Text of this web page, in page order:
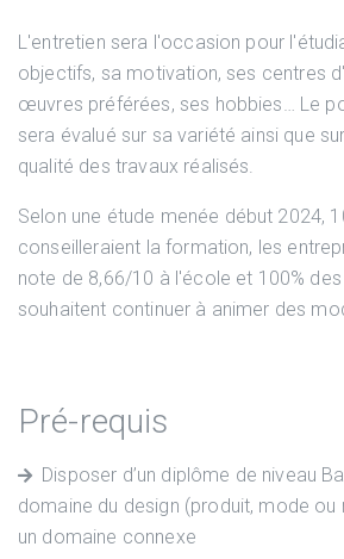
L'entretien sera l'occasion pour
objectifs, sa motivation, ses centres
œuvres préférées, ses hobbies… Le
sera évalué sur sa variété ainsi que
qualité des travaux réalisés.
Selon une étude menée début 2024,
conseilleraient la formation, les
note de 8,66/10 à l'école et 100%
souhaitent continuer à animer des
Pré-requis
Disposer d’un diplôme de niveau
domaine du design (produit, mode ou
un domaine connexe